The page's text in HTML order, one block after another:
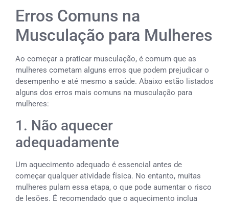
Erros Comuns na
Musculação para Mulheres
Ao começar a praticar musculação, é comum que as
mulheres cometam alguns erros que podem prejudicar o
desempenho e até mesmo a saúde. Abaixo estão listados
alguns dos erros mais comuns na musculação para
mulheres:
1. Não aquecer
adequadamente
Um aquecimento adequado é essencial antes de
começar qualquer atividade física. No entanto, muitas
mulheres pulam essa etapa, o que pode aumentar o risco
de lesões. É recomendado que o aquecimento inclua